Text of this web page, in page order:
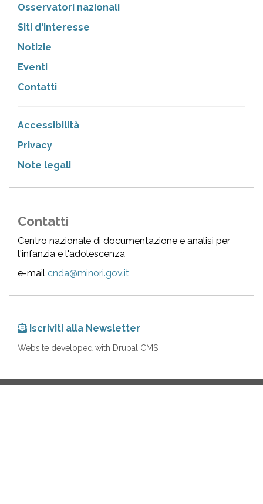
Osservatori nazionali
Siti d'interesse
Notizie
Eventi
Contatti
Accessibilità
Privacy
Note legali
Contatti
Centro nazionale di documentazione e analisi per
l'infanzia e l'adolescenza
e-mail cnda@minori.gov.it
Iscriviti alla Newsletter
Website developed with Drupal CMS